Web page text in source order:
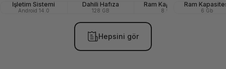
İşletim Sistemi
Android 14.0
Dahili Hafıza
128 GB
Ram Kapasitesi
8 Gb
Ön
Ram
6 Gb
Hepsini gör